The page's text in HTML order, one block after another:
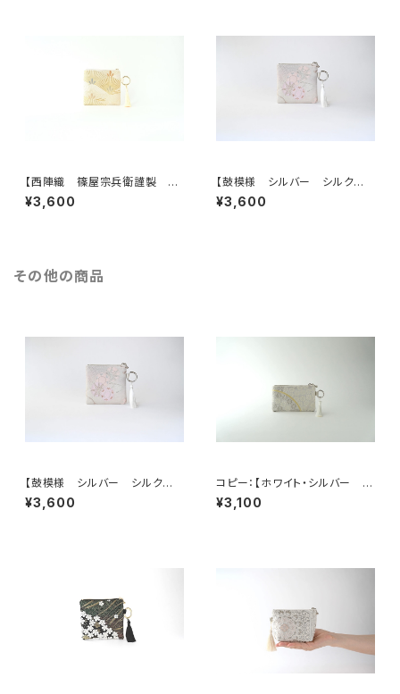
【西陣織 篠屋宗兵衛謹製 若
松模様 ゴールド シルク帯リ
メイク バッグチャーム型スクエ
¥3,600
【鼓模様 シルバー シルク帯リ
メイク バッグチャーム型スクエ
アポーチ】メイクポーチ 旅
¥3,600
その他の商品
【鼓模様 シルバー シルク帯リ
メイク バッグチャーム型スクエ
アポーチ】メイクポーチ 旅
¥3,600
コピー：【ホワイト・シルバー シ
ルク帯 リメイク バッグチャー
ム型ミニポーチ】カードケース、
¥3,100